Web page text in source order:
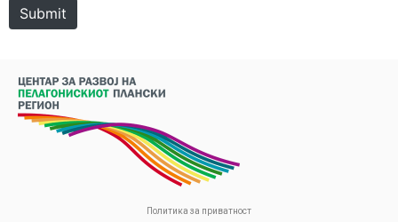
Submit
Политика за приватност